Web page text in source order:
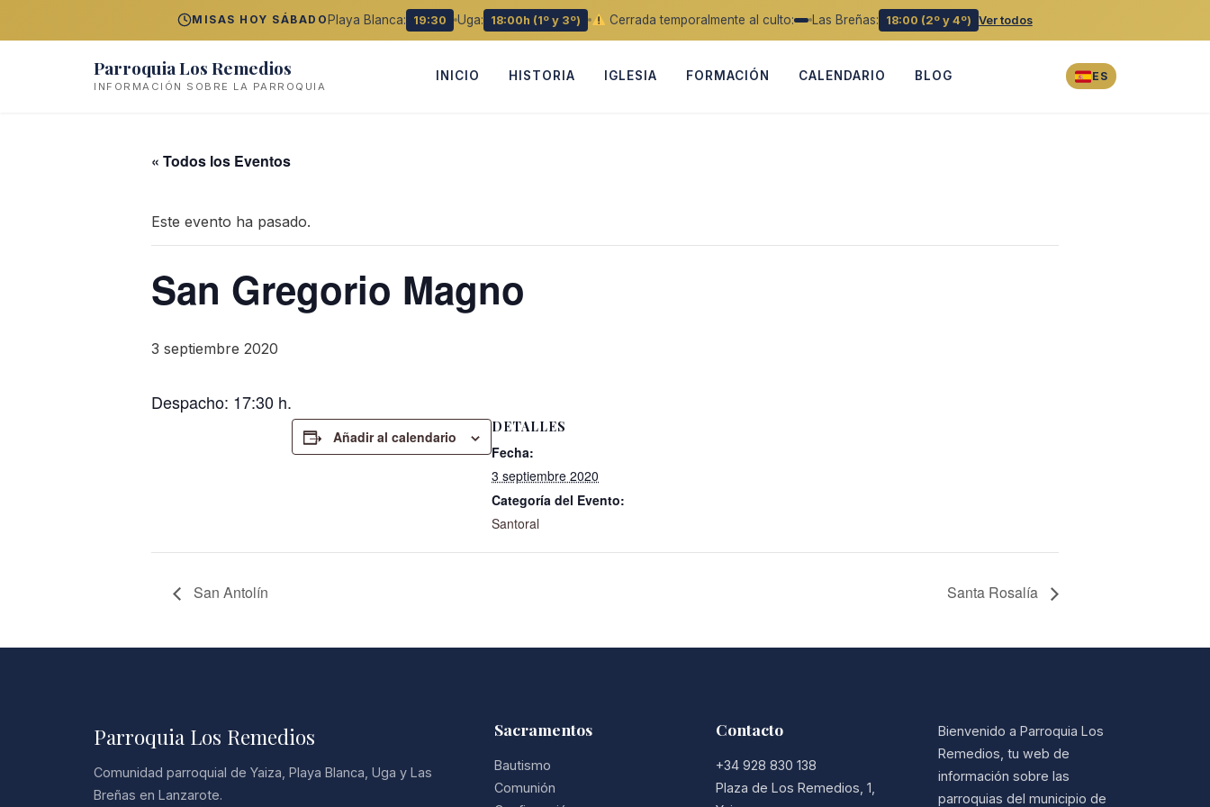
MISAS HOY SÁBADO Playa Blanca: 19:30 Uga: 18:00h (1º y 3º) Cerrada temporalmente al culto: Las Breñas: 18:00 (2º y 4º) Ver todos
Parroquia Los Remedios
INFORMACIÓN SOBRE LA PARROQUIA
INICIO HISTORIA IGLESIA FORMACIÓN CALENDARIO BLOG ES
« Todos los Eventos
Este evento ha pasado.
San Gregorio Magno
3 septiembre 2020
Despacho: 17:30 h.
Añadir al calendario
DETALLES
Fecha:
3 septiembre 2020
Categoría del Evento:
Santoral
San Antolín Santa Rosalía
Parroquia Los Remedios
Comunidad parroquial de Yaiza, Playa Blanca, Uga y Las
Breñas en Lanzarote.
Sacramentos
Bautismo
Comunión
Contacto
+34 928 830 138
Plaza de Los Remedios, 1,
Bienvenido a Parroquia Los
Remedios, tu web de
información sobre las
parroquias del municipio de